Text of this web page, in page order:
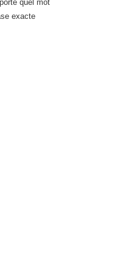
quel mot
exacte